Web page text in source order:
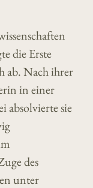
die Erste
ab. Nach ihrer
in einer
absolvierte sie
des
unter